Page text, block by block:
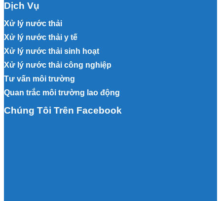
Dịch Vụ
Xử lý nước thải
Xử lý nước thải y tế
Xử lý nước thải sinh hoạt
Xử lý nước thải công nghiệp
Tư vấn môi trường
Quan trắc môi trường lao động
Chúng Tôi Trên Facebook